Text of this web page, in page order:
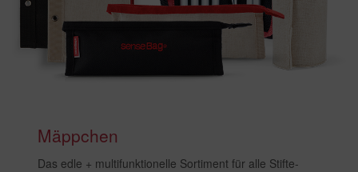
Mäppchen
Das edle + multifunktionelle Sortiment für alle Stifte-